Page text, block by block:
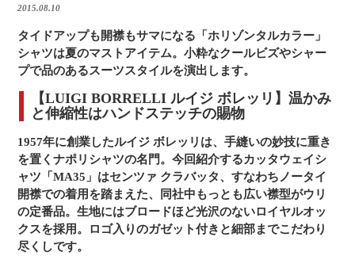
2015.08.10
タイドアップも開襟もサマになる「ホリゾンタルカラー」
シャツは夏のマストアイテム。小粋なクールビズやシャー
プで品のあるスーツスタイルを演出します。
【LUIGI BORRELLI ルイジ ボレッリ】温かみ
と伸縮性はハンドステッチの賜物
1957年に創業したルイジ ボレッリは、手縫いの妙技に重き
を置くナポリシャツの名門。今回紹介するカッタウェイシ
ャツ「MA35」はセンツァ クラバッタ、すなわちノータイ
開襟での着用を踏まえた、同社中もっとも広い襟型がウリ
の定番品。生地にはブロードほど光沢のないロイヤルオッ
クスを採用。ロゴ入りのガゼット付きと細部までこだわり
尽くしです。